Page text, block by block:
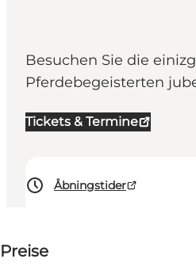
Besuchen Sie die
Pferdebegeisterten
Tickets & Termine
Åbningstider
Preise